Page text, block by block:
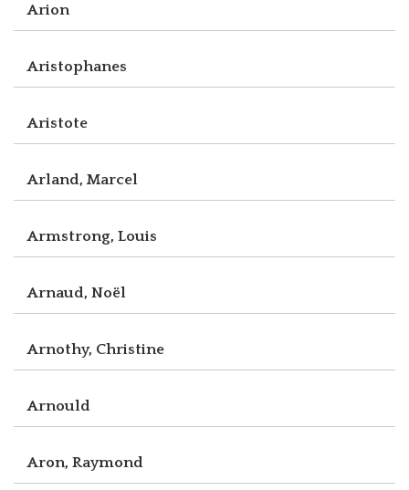
Arion
Aristophanes
Aristote
Arland, Marcel
Armstrong, Louis
Arnaud, Noël
Arnothy, Christine
Arnould
Aron, Raymond